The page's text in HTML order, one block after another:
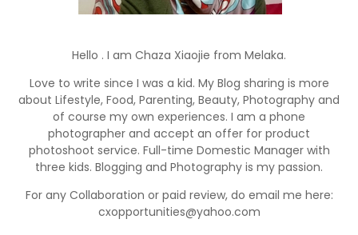
Hello . I am Chaza Xiaojie from Melaka.
Love to write since I was a kid. My Blog sharing is more
about Lifestyle, Food, Parenting, Beauty, Photography and
of course my own experiences. I am a phone
photographer and accept an offer for product
photoshoot service. Full-time Domestic Manager with
three kids. Blogging and Photography is my passion.
For any Collaboration or paid review, do email me here:
cxopportunities@yahoo.com